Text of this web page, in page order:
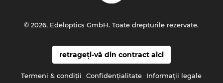
retrageți-vă din contract aici
Termeni & condiţii Confidenţialitate Informaţii legale
© 2026, Edeloptics GmbH. Toate drepturile rezervate.